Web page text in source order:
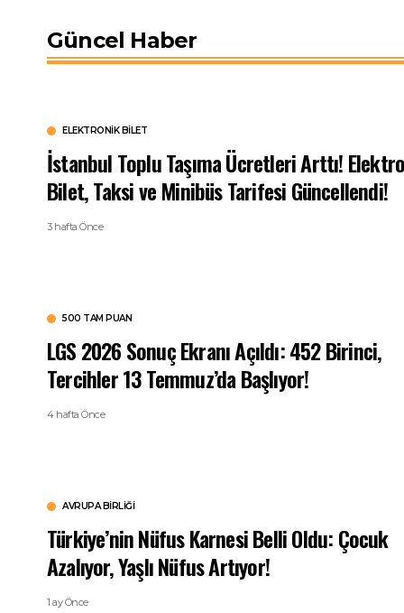
Güncel Haber
ELEKTRONIK BILET
İstanbul Toplu Taşıma Ücretleri Arttı!
Bilet, Taksi ve Minibüs Tarifesi Güncellendi!
3 hafta Önce
500 TAM PUAN
LGS 2026 Sonuç Ekranı Açıldı: 452 Birinci,
Tercihler 13 Temmuz’da Başlıyor!
4 hafta Önce
AVRUPA BIRLIĞI
Türkiye’nin Nüfus Karnesi Belli Oldu: Çocuk
Azalıyor, Yaşlı Nüfus Artıyor!
1 ay Önce